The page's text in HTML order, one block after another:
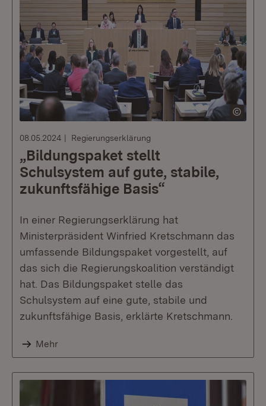
08.05.2024 Regierungserklärung
„Bildungspaket stellt
Schulsystem auf gute, stabile,
zukunftsfähige Basis“
In einer Regierungserklärung hat
Ministerpräsident Winfried Kretschmann das
umfassende Bildungspaket vorgestellt, auf
das sich die Regierungskoalition verständigt
hat. Das Bildungspaket stelle das
Schulsystem auf eine gute, stabile und
zukunftsfähige Basis, erklärte Kretschmann.
Mehr